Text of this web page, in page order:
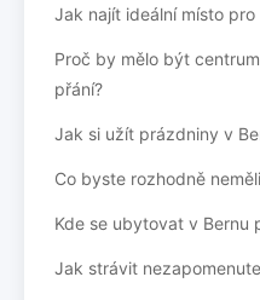
Jak najít ideální místo
Proč by mělo být
přání?
Jak si užít prázdniny v
Co byste rozhodně
Kde se ubytovat v Bernu
Jak strávit